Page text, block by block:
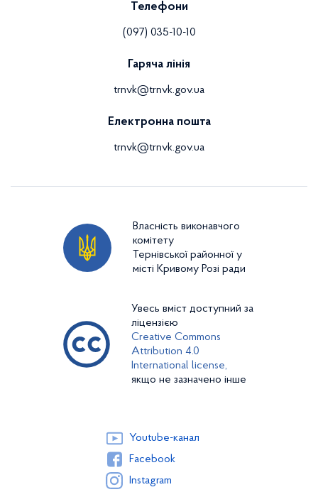
Телефони
(097) 035-10-10
Гаряча лінія
trnvk@trnvk.gov.ua
Електронна пошта
trnvk@trnvk.gov.ua
Власність виконавчого
комітету
Тернівської районної у
місті Кривому Розі ради
Увесь вміст доступний за
ліцензією
Creative Commons
Attribution 4.0
International license,
якщо не зазначено інше
Youtube-канал
Facebook
Instagram